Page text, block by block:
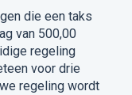
die een taks
van 500,00
regeling
voor drie
regeling wordt